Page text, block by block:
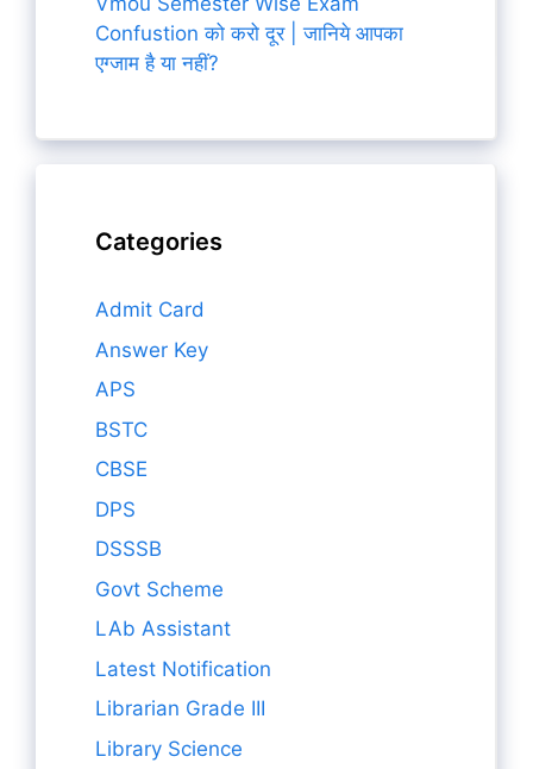
Confustion को करो दूर | जानिये आपका
एग्जाम है या नहीं?
Categories
Admit Card
Answer Key
APS
BSTC
CBSE
DPS
DSSSB
Govt Scheme
LAb Assistant
Latest Notification
Librarian Grade III
Library Science